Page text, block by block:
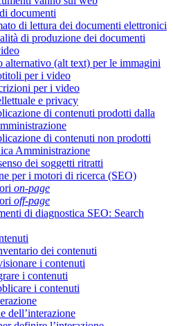
documenti
di lettura dei documenti elettronici
di produzione dei documenti
alternativo (alt text) per le immagini
per i video
per i video
e privacy
di contenuti prodotti dalla
di contenuti non prodotti
Amministrazione
dei soggetti ritratti
per i motori di ricerca (SEO)
on-page
off-page
di diagnostica SEO: Search
dei contenuti
i contenuti
i contenuti
i contenuti
dell’interazione